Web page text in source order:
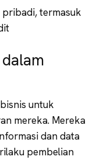
pribadi, termasuk
untuk
mereka. Mereka
dan data
pembelian